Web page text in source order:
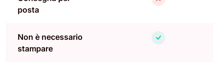
posta
Non è necessario
stampare